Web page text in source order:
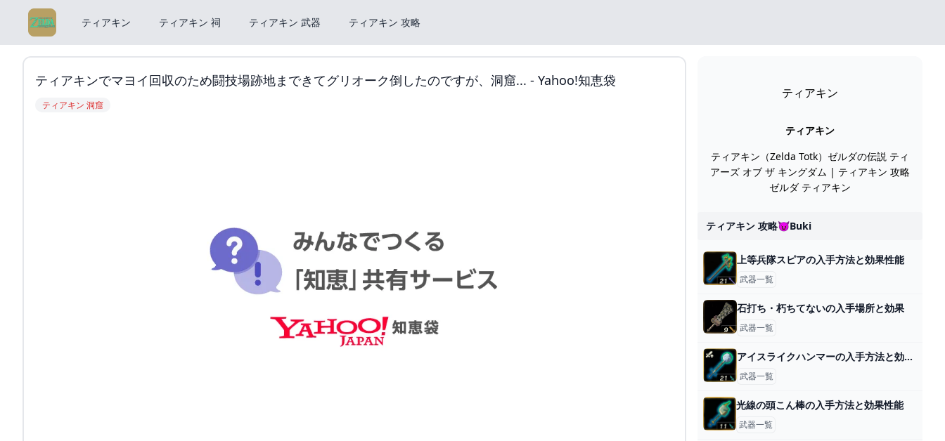
ティアキン ティアキン 祠 ティアキン 武器 ティアキン 攻略
ティアキンでマヨイ回収のため闘技場跡地まできてグリオーク倒したのですが、洞窟... - Yahoo!知恵袋
ティアキン 洞窟
ティアキン
ティアキン
ティアキン（Zelda Totk）ゼルダの伝説 ティ
アーズ オブ ザ キングダム | ティアキン 攻略
ゼルダ ティアキン
ティアキン 攻略😈buki
上等兵隊スピアの入手方法と効果性能
武器一覧
石打ち・朽ちてないの入手場所と効果
武器一覧
アイスライクハンマーの入手方法と効果性能
武器一覧
光線の頭こん棒の入手方法と効果性能
武器一覧